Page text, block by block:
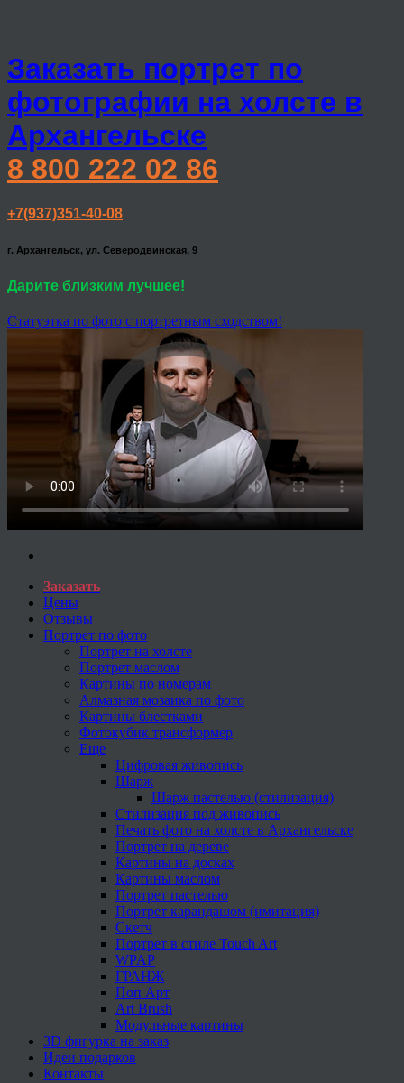
Заказать портрет по
фотографии на холсте в
Архангельске
8 800 222 02 86
+7(937)351-40-08
г. Архангельск, ул. Северодвинская, 9
Дарите близким лучшее!
Статуэтка по фото с портретным сходством!
Заказать
Цены
Отзывы
Портрет по фото
Портрет на холсте
Портрет маслом
Картины по номерам
Алмазная мозаика по фото
Картины блестками
Фотокубик трансформер
Еще
Цифровая живопись
Шарж
Шарж пастелью (стилизация)
Стилизация под живопись
Печать фото на холсте в Архангельске
Портрет на дереве
Картины на досках
Картины маслом
Портрет пастелью
Портрет карандашом (имитация)
Скетч
Портрет в стиле Touch Art
WPAP
ГРАНЖ
Поп Арт
Art Brush
Модульные картины
3D фигурка на заказ
Идеи подарков
Контакты